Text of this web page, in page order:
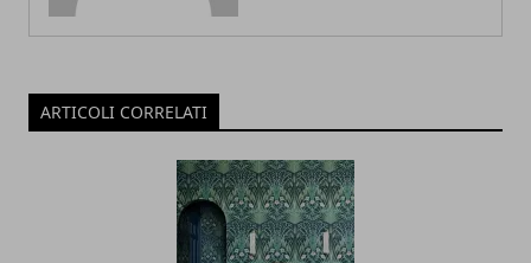
ARTICOLI CORRELATI